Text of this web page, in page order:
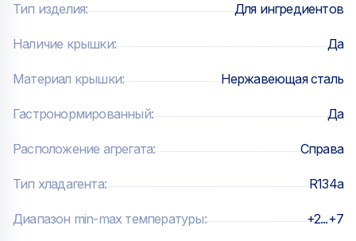
— Материал крышки: Нержавеющая сталь
— Гастронормированный: Да
— Расположение агрегата: Справа
Тип изделия: Для ингредиентов
Наличие крышки: Да
Материал крышки: Нержавеющая сталь
Гастронормированный: Да
Расположение агрегата: Справа
Тип хладагента: R134а
Диапазон min-max температуры: +2...+7